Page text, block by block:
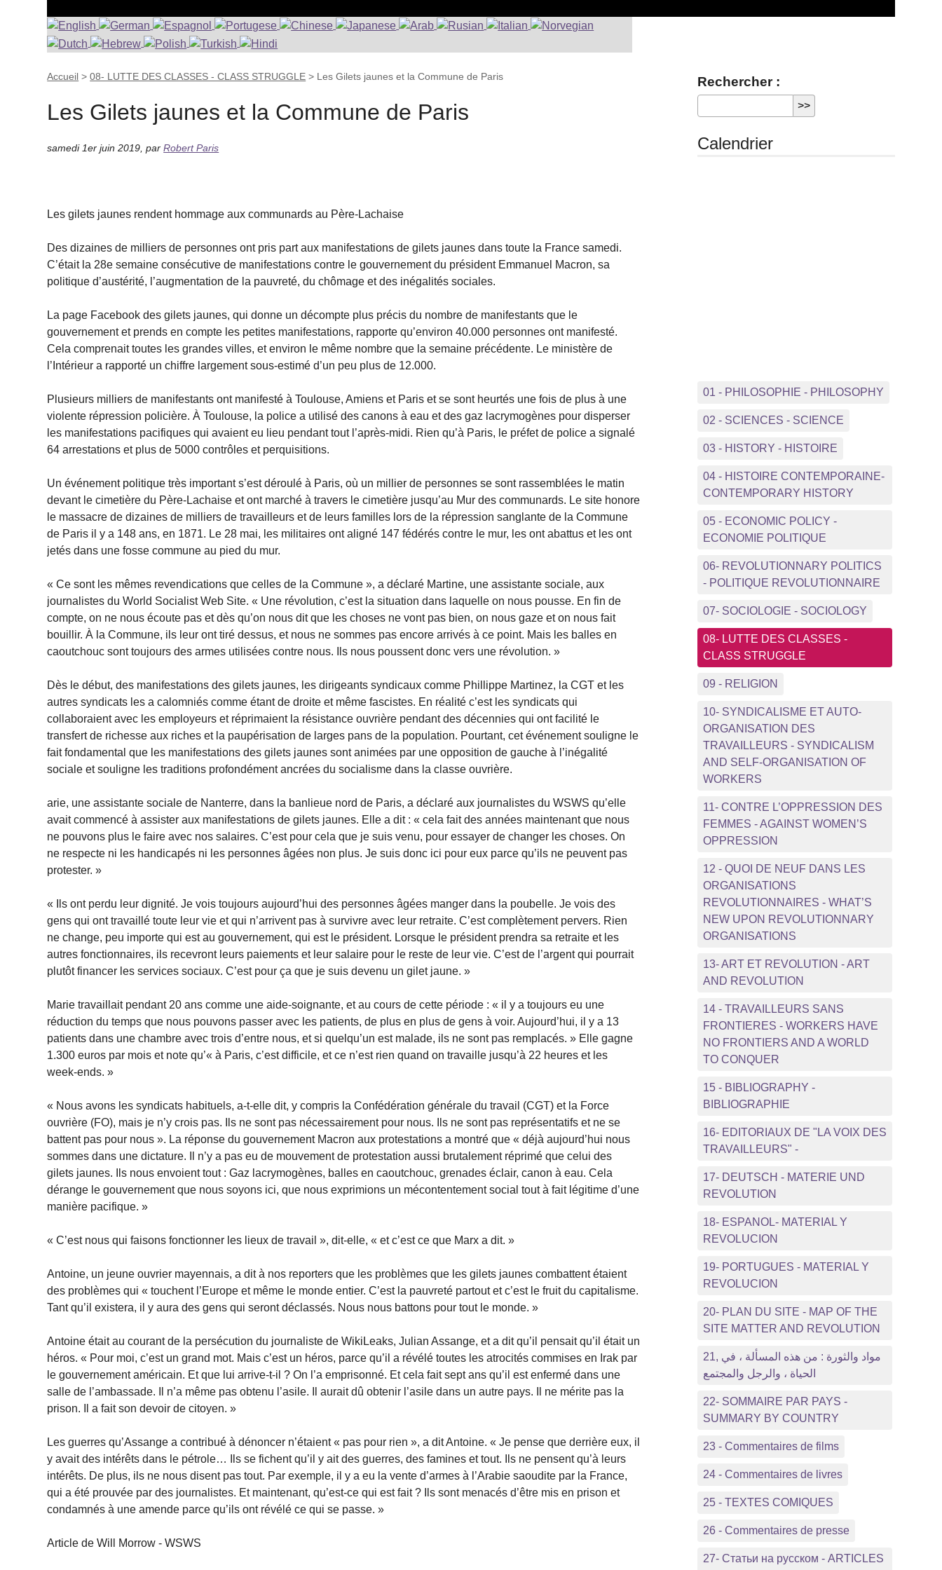
Accueil >08- LUTTE DES CLASSES - CLASS STRUGGLE > Les Gilets jaunes et la Commune de Paris
Les Gilets jaunes et la Commune de Paris
samedi 1er juin 2019 ,parRobert Paris
Les gilets jaunes rendent hommage aux communards au Père-Lachaise
Des dizaines de milliers de personnes ont pris part aux manifestations de gilets jaunes dans toute la France samedi.
C’était la 28e semaine consécutive de manifestations contre le gouvernement du président Emmanuel Macron, sa
politique d’austérité, l’augmentation de la pauvreté, du chômage et des inégalités sociales.
La page Facebook des gilets jaunes, qui donne un décompte plus précis du nombre de manifestants que le
gouvernement et prends en compte les petites manifestations, rapporte qu’environ 40.000 personnes ont manifesté.
Cela comprenait toutes les grandes villes, et environ le même nombre que la semaine précédente. Le ministère de
l’Intérieur a rapporté un chiffre largement sous-estimé d’un peu plus de 12.000.
Plusieurs milliers de manifestants ont manifesté à Toulouse, Amiens et Paris et se sont heurtés une fois de plus à une
violente répression policière. À Toulouse, la police a utilisé des canons à eau et des gaz lacrymogènes pour disperser
les manifestations pacifiques qui avaient eu lieu pendant tout l’après-midi. Rien qu’à Paris, le préfet de police a signalé
64 arrestations et plus de 5000 contrôles et perquisitions.
Un événement politique très important s’est déroulé à Paris, où un millier de personnes se sont rassemblées le matin
devant le cimetière du Père-Lachaise et ont marché à travers le cimetière jusqu’au Mur des communards. Le site honore
le massacre de dizaines de milliers de travailleurs et de leurs familles lors de la répression sanglante de la Commune
de Paris il y a 148 ans, en 1871. Le 28 mai, les militaires ont aligné 147 fédérés contre le mur, les ont abattus et les ont
jetés dans une fosse commune au pied du mur.
« Ce sont les mêmes revendications que celles de la Commune », a déclaré Martine, une assistante sociale, aux
journalistes du World Socialist Web Site. « Une révolution, c’est la situation dans laquelle on nous pousse. En fin de
compte, on ne nous écoute pas et dès qu’on nous dit que les choses ne vont pas bien, on nous gaze et on nous fait
bouillir. À la Commune, ils leur ont tiré dessus, et nous ne sommes pas encore arrivés à ce point. Mais les balles en
caoutchouc sont toujours des armes utilisées contre nous. Ils nous poussent donc vers une révolution. »
Dès le début, des manifestations des gilets jaunes, les dirigeants syndicaux comme Phillippe Martinez, la CGT et les
autres syndicats les a calomniés comme étant de droite et même fascistes. En réalité c’est les syndicats qui
collaboraient avec les employeurs et réprimaient la résistance ouvrière pendant des décennies qui ont facilité le
transfert de richesse aux riches et la paupérisation de larges pans de la population. Pourtant, cet événement souligne le
fait fondamental que les manifestations des gilets jaunes sont animées par une opposition de gauche à l’inégalité
sociale et souligne les traditions profondément ancrées du socialisme dans la classe ouvrière.
arie, une assistante sociale de Nanterre, dans la banlieue nord de Paris, a déclaré aux journalistes du WSWS qu’elle
avait commencé à assister aux manifestations de gilets jaunes. Elle a dit : « cela fait des années maintenant que nous
ne pouvons plus le faire avec nos salaires. C’est pour cela que je suis venu, pour essayer de changer les choses. On
ne respecte ni les handicapés ni les personnes âgées non plus. Je suis donc ici pour eux parce qu’ils ne peuvent pas
protester. »
« Ils ont perdu leur dignité. Je vois toujours aujourd’hui des personnes âgées manger dans la poubelle. Je vois des
gens qui ont travaillé toute leur vie et qui n’arrivent pas à survivre avec leur retraite. C’est complètement pervers. Rien
ne change, peu importe qui est au gouvernement, qui est le président. Lorsque le président prendra sa retraite et les
autres fonctionnaires, ils recevront leurs paiements et leur salaire pour le reste de leur vie. C’est de l’argent qui pourrait
plutôt financer les services sociaux. C’est pour ça que je suis devenu un gilet jaune. »
Marie travaillait pendant 20 ans comme une aide-soignante, et au cours de cette période : « il y a toujours eu une
réduction du temps que nous pouvons passer avec les patients, de plus en plus de gens à voir. Aujourd’hui, il y a 13
patients dans une chambre avec trois d’entre nous, et si quelqu’un est malade, ils ne sont pas remplacés. » Elle gagne
1.300 euros par mois et note qu’« à Paris, c’est difficile, et ce n’est rien quand on travaille jusqu’à 22 heures et les
week-ends. »
« Nous avons les syndicats habituels, a-t-elle dit, y compris la Confédération générale du travail (CGT) et la Force
ouvrière (FO), mais je n’y crois pas. Ils ne sont pas nécessairement pour nous. Ils ne sont pas représentatifs et ne se
battent pas pour nous ». La réponse du gouvernement Macron aux protestations a montré que « déjà aujourd’hui nous
sommes dans une dictature. Il n’y a pas eu de mouvement de protestation aussi brutalement réprimé que celui des
gilets jaunes. Ils nous envoient tout : Gaz lacrymogènes, balles en caoutchouc, grenades éclair, canon à eau. Cela
dérange le gouvernement que nous soyons ici, que nous exprimions un mécontentement social tout à fait légitime d’une
manière pacifique. »
« C’est nous qui faisons fonctionner les lieux de travail », dit-elle, « et c’est ce que Marx a dit. »
Antoine, un jeune ouvrier mayennais, a dit à nos reporters que les problèmes que les gilets jaunes combattent étaient
des problèmes qui « touchent l’Europe et même le monde entier. C’est la pauvreté partout et c’est le fruit du capitalisme.
Tant qu’il existera, il y aura des gens qui seront déclassés. Nous nous battons pour tout le monde. »
Antoine était au courant de la persécution du journaliste de WikiLeaks, Julian Assange, et a dit qu’il pensait qu’il était un
héros. « Pour moi, c’est un grand mot. Mais c’est un héros, parce qu’il a révélé toutes les atrocités commises en Irak par
le gouvernement américain. Et que lui arrive-t-il ? On l’a emprisonné. Et cela fait sept ans qu’il est enfermé dans une
salle de l’ambassade. Il n’a même pas obtenu l’asile. Il aurait dû obtenir l’asile dans un autre pays. Il ne mérite pas la
prison. Il a fait son devoir de citoyen. »
Les guerres qu’Assange a contribué à dénoncer n’étaient « pas pour rien », a dit Antoine. « Je pense que derrière eux, il
y avait des intérêts dans le pétrole… Ils se fichent qu’il y ait des guerres, des famines et tout. Ils ne pensent qu’à leurs
intérêts. De plus, ils ne nous disent pas tout. Par exemple, il y a eu la vente d’armes à l’Arabie saoudite par la France,
qui a été prouvée par des journalistes. Et maintenant, qu’est-ce qui est fait ? Ils sont menacés d’être mis en prison et
condamnés à une amende parce qu’ils ont révélé ce qui se passe. »
Article de Will Morrow - WSWS
Rechercher :
Calendrier
01 - PHILOSOPHIE - PHILOSOPHY
02 - SCIENCES - SCIENCE
03 - HISTORY - HISTOIRE
04 - HISTOIRE CONTEMPORAINE-
CONTEMPORARY HISTORY
05 - ECONOMIC POLICY -
ECONOMIE POLITIQUE
06- REVOLUTIONNARY POLITICS
- POLITIQUE REVOLUTIONNAIRE
07- SOCIOLOGIE - SOCIOLOGY
08- LUTTE DES CLASSES -
CLASS STRUGGLE
09 - RELIGION
10- SYNDICALISME ET AUTO-
ORGANISATION DES
TRAVAILLEURS - SYNDICALISM
AND SELF-ORGANISATION OF
WORKERS
11- CONTRE L’OPPRESSION DES
FEMMES - AGAINST WOMEN’S
OPPRESSION
12 - QUOI DE NEUF DANS LES
ORGANISATIONS
REVOLUTIONNAIRES - WHAT’S
NEW UPON REVOLUTIONNARY
ORGANISATIONS
13- ART ET REVOLUTION - ART
AND REVOLUTION
14 - TRAVAILLEURS SANS
FRONTIERES - WORKERS HAVE
NO FRONTIERS AND A WORLD
TO CONQUER
15 - BIBLIOGRAPHY -
BIBLIOGRAPHIE
16- EDITORIAUX DE "LA VOIX DES
TRAVAILLEURS" -
17- DEUTSCH - MATERIE UND
REVOLUTION
18- ESPANOL- MATERIAL Y
REVOLUCION
19- PORTUGUES - MATERIAL Y
REVOLUCION
20- PLAN DU SITE - MAP OF THE
SITE MATTER AND REVOLUTION
21, مواد والثورة : من هذه المسألة ، في
الحياة ، والرجل والمجتمع
22- SOMMAIRE PAR PAYS -
SUMMARY BY COUNTRY
23 - Commentaires de films
24 - Commentaires de livres
25 - TEXTES COMIQUES
26 - Commentaires de presse
27- Статьи на русском - ARTICLES